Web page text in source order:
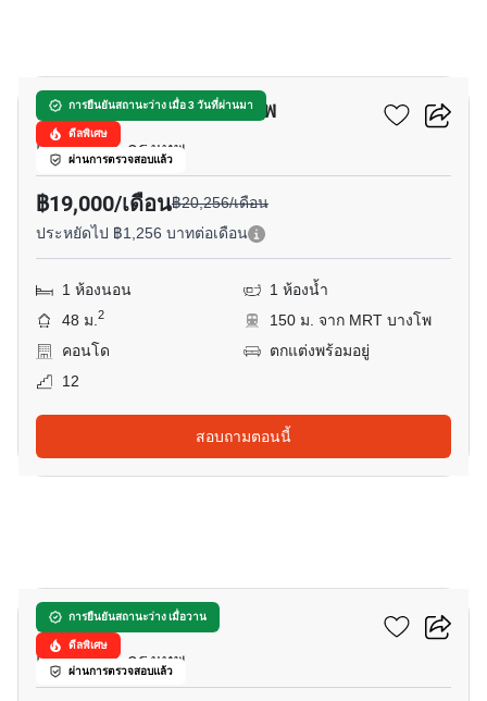
การยืนยันสถานะว่าง เมื่อ 3 วันที่ผ่านมา
ดีลพิเศษ
ผ่านการตรวจสอบแล้ว
ชีวาทัย เรสซิเดนซ์ บางโพ
แยกบางโพ, กรุงเทพ
฿19,000/เดือน฿20,256/เดือน
ประหยัดไป ฿1,256 บาทต่อเดือน
1 ห้องนอน
1 ห้องน้ำ
48 ม.2
150 ม. จาก MRT บางโพ
คอนโด
ตกแต่งพร้อมอยู่
12
สอบถามตอนนี้
การยืนยันสถานะว่าง เมื่อวาน
ดีลพิเศษ
ผ่านการตรวจสอบแล้ว
333 ริเวอร์ไซด์
แยกบางโพ, กรุงเทพ